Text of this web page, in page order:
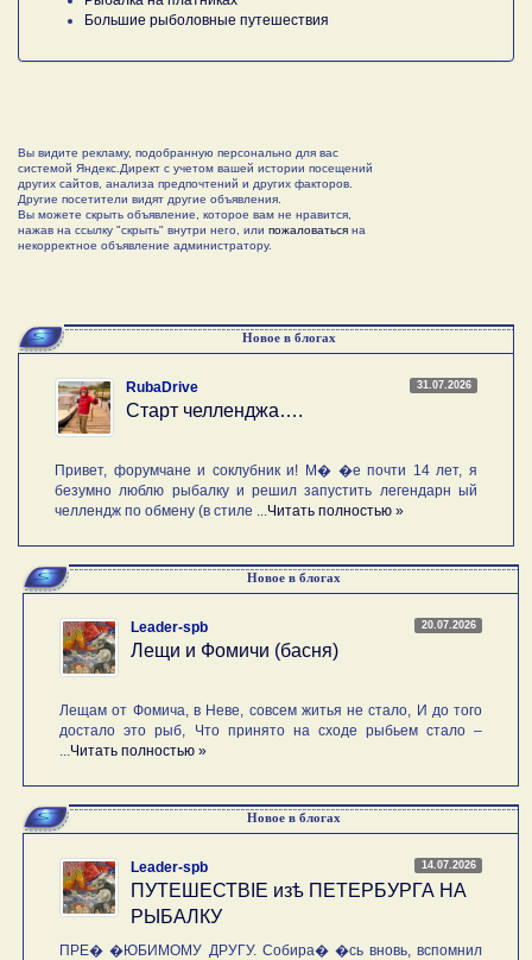
Большие рыболовные путешествия
Вы видите рекламу, подобранную персонально для вас
системой Яндекс.Директ с учетом вашей истории посещений
других сайтов, анализа предпочтений и других факторов.
Другие посетители видят другие объявления.
Вы можете скрыть объявление, которое вам не нравится,
нажав на ссылку "скрыть" внутри него, или пожаловаться на
некорректное объявление администратору.
Новое в блогах
31.07.2026
RubaDrive
Старт челленджа….
Привет, форумчане и соклубник и! М� �е почти 14 лет, я
безумно люблю рыбалку и решил запустить легендарн ый
челлендж по обмену (в стиле ... Читать полностью »
Новое в блогах
20.07.2026
Leader-spb
Лещи и Фомичи (басня)
Лещам от Фомича, в Неве, совсем житья не стало, И до того
достало это рыб, Что принято на сходе рыбьем стало –
Читать полностью »
Новое в блогах
14.07.2026
Leader-spb
ПУТЕШЕСТВIE изѣ ПЕТЕРБУРГА НА
РЫБАЛКУ
ПРЕ� �ЮБИМОМУ ДРУГУ. Собира� �сь вновь, вспомнил